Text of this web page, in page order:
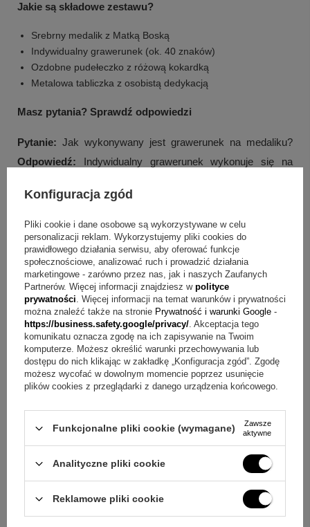
Jakie są składowe zestawu?
Srebrny medalik z Matką Boską
Indywidualny grawerunek (ok. 40 znaków)
Ozdobne pudełeczko z różową kokardką
Metalowa tabliczka z osobistą dedykacją
Masz pytania? Sprawdź odpowiedzi
Pytanie: Jak wykonywany jest grawerunek na medaliku?
Odpowiedź: Indywidualny grawerunek wykonuje się na
Odpowiedź: Mogą to być słowa upamiętniające wydarzenie
oraz data lub imię.
Pytanie:Czy wizerunek Matki Boskiej jest pozłacany?
Odpowiedź: Tak, wizerunek Matki Boskiej Częstochowskiej
został pozłacany.
Pytanie:Jak wygląda opakowanie i dedykacja w
pudełeczku?Odpowiedź:Medalik umieszczamy w
pudełeczku z różową kokardką i dodajemy metalową
życzeniami z grafiką.
Odpowiedź:
To propozycja na Chrzest Św., I Komunii Św. oraz
Bierzmowanie.
Konfiguracja zgód
Pliki cookie i dane osobowe są wykorzystywane w celu
personalizacji reklam. Wykorzystujemy pliki cookies do
prawidłowego działania serwisu, aby oferować funkcje
społecznościowe, analizować ruch i prowadzić działania
marketingowe - zarówno przez nas, jak i naszych Zaufanych
Partnerów. Więcej informacji znajdziesz w polityce
prywatności. Więcej informacji na temat warunków i prywatności
można znaleźć także na stronie Prywatność i warunki Google -
https://business.safety.google/privacy/. Akceptacja tego
komunikatu oznacza zgodę na ich zapisywanie na Twoim
komputerze. Możesz określić warunki przechowywania lub
dostępu do nich klikając w zakładkę „Konfiguracja zgód”. Zgodę
możesz wycofać w dowolnym momencie poprzez usunięcie
plików cookies z przeglądarki z danego urządzenia końcowego.
Funkcjonalne pliki cookie (wymagane)
Zawsze
aktywne
Analityczne pliki cookie
Reklamowe pliki cookie